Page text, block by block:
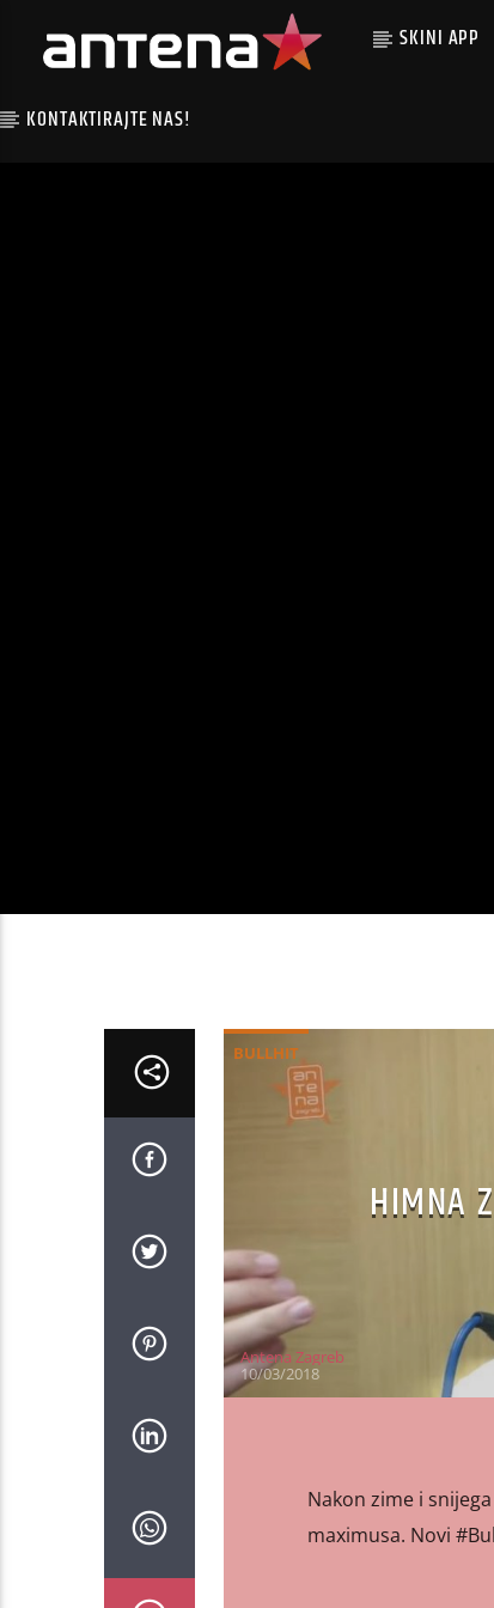
SKINI APP
KONTAKTIRAJTE NAS!
BULLHIT
HIMNA
Antena Zagreb
10/03/2018
Nakon zime i
maximusa. Novi